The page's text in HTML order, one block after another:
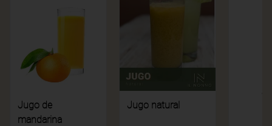
Jugo de
mandarina
Jugo natural